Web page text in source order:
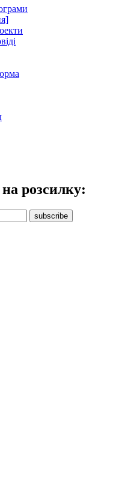
розсилку:
subscribe